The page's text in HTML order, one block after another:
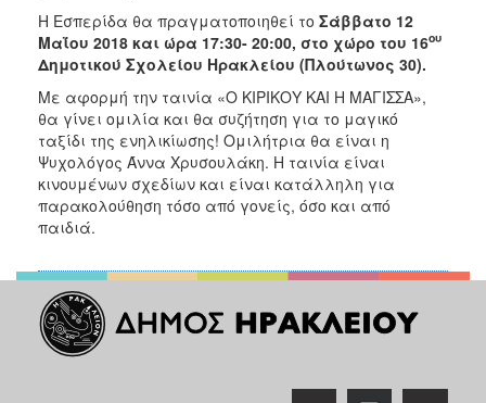
ΤΟΠΟΣ
ΠΟΛΙΤΙΣΜΟΣ
ΑΝΘΕΚΤΙΚΗ
ΠΟΛΗ
Η Εσπερίδα θα πραγματοποιηθεί το Σάββατο 12
Μαΐου 2018 και ώρα 17:30- 20:00, στο χώρο του 16ου
Δημοτικού Σχολείου Ηρακλείου (Πλούτωνος 30).
Με αφορμή την ταινία «Ο ΚΙΡΙΚΟΥ ΚΑΙ Η ΜΑΓΙΣΣΑ»,
θα γίνει ομιλία και θα συζήτηση για το μαγικό
ταξίδι της ενηλικίωσης! Ομιλήτρια θα είναι η
Ψυχολόγος Άννα Χρυσουλάκη. Η ταινία είναι
κινουμένων σχεδίων και είναι κατάλληλη για
παρακολούθηση τόσο από γονείς, όσο και από
παιδιά.